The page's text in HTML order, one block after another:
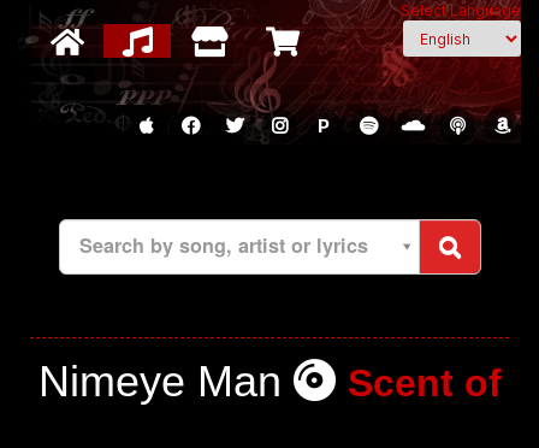
Select Language
P
Search by song, artist or lyrics
Nimeye Man Scent of